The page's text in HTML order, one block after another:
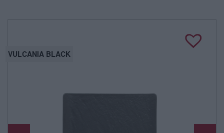
VULCANIA BLACK